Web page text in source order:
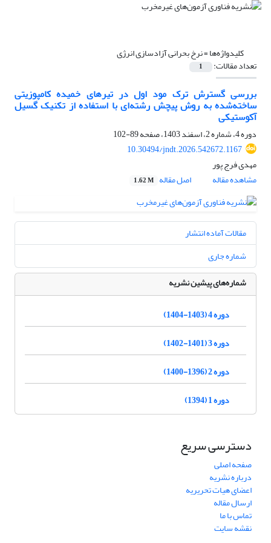
کلیدواژه‌ها =نرخ بحرانی آزادسازی انرژی
تعداد مقالات: 1
بررسی گسترش ترک مود اول در تیرهای خمیده کامپوزیتی
ساخته‌شده به روش پیچش رشته‌ای با استفاده از تکنیک گسیل
آکوستیکی
دوره 4، شماره 2، اسفند 1403، صفحه
89-102
10.30494/jndt.2026.542672.1167
مهدی فرج پور
مشاهده مقاله
اصل مقاله 1.62 M
مقالات آماده انتشار
شماره جاری
شماره‌های پیشین نشریه
دوره 4 (1403-1404)
دوره 3 (1401-1402)
دوره 2 (1396-1400)
دوره 1 (1394)
دسترسی سریع
صفحه اصلی
درباره نشریه
اعضای هیات تحریریه
ارسال مقاله
تماس با ما
نقشه سایت